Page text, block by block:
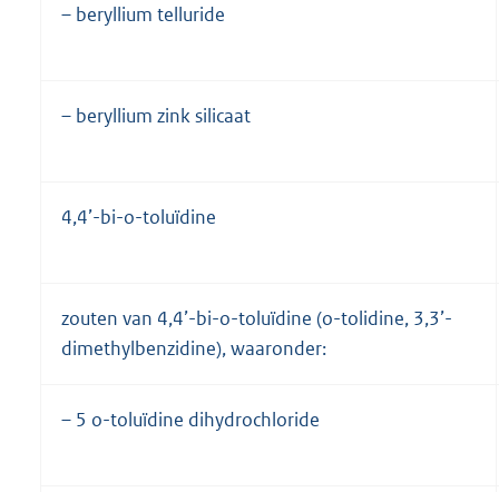
– beryllium telluride
– beryllium zink silicaat
4,4’-bi-o-toluïdine
zouten van 4,4’-bi-o-toluïdine (o-tolidine, 3,3’-
dimethylbenzidine), waaronder:
– 5 o-toluïdine dihydrochloride